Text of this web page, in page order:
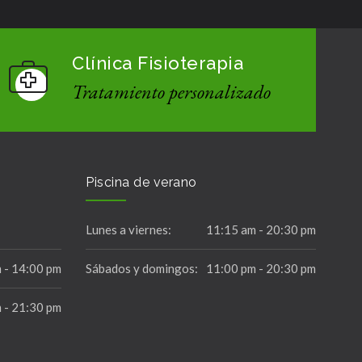
Clínica Fisioterapia
Tratamiento personalizado
- 14:00 pm
- 21:30 pm
Piscina de verano
Lunes a viernes: 11:15 am - 20:30 pm
Sábados y domingos: 11:00 pm - 20:30 pm